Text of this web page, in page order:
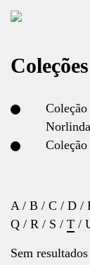
Coleções
A/ B / C / D /
Q / R / S / T /
Sem resultados